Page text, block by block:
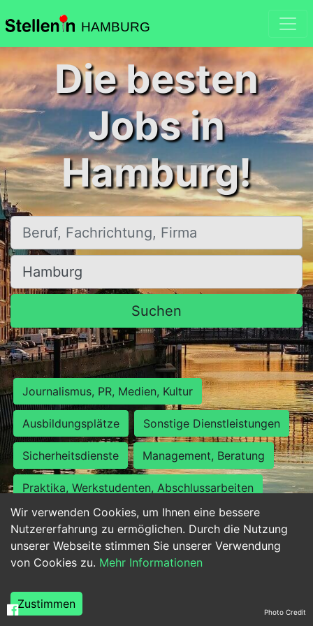
HAMBURG
Wir verwenden Cookies, um Ihnen eine bessere
Nutzererfahrung zu ermöglichen. Durch die Nutzung
unserer Webseite stimmen Sie unserer Verwendung
von Cookies zu. Mehr Informationen
Zustimmen
Die besten
Jobs in
Hamburg!
Beruf, Fachrichtung, Firma
Ort, Stadt
Suchen
Journalismus, PR, Medien, Kultur
Ausbildungsplätze Sonstige Dienstleistungen
Sicherheitsdienste Management, Beratung
Praktika, Werkstudenten, Abschlussarbeiten
Personalwesen Assistenz, Sekretariat
Hilfskräfte, Aushilfs- und Nebenjobs
Weiterbildung, Studium, duale Ausbildung Photo Credit